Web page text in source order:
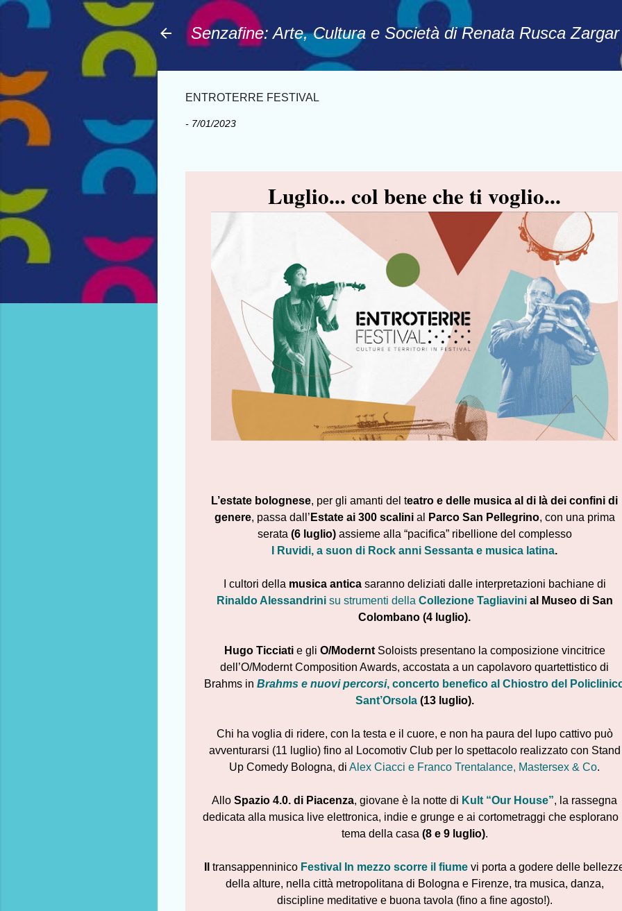
Senzafine: Arte, Cultura e Società di Renata Rusca Zargar
ENTROTERRE FESTIVAL
- 7/01/2023
Luglio... col bene che ti voglio...
L’estate bolognese, per gli amanti del teatro e delle musica al di là dei confini di
genere, passa dall’ Estate ai 300 scalinial Parco San Pellegrino, con una prima
serata (6 luglio)assieme alla “pacifica” ribellione del complesso
I Ruvidi, a suon di Rock anni Sessanta e musica latina.
I cultori della musica anticasaranno deliziati dalle interpretazioni bachiane di
Rinaldo Alessandrinisu strumenti della Collezione Tagliavini al Museo di San
Colombano (4 luglio).
Hugo Ticciatie gli O/ModerntSoloists presentano la composizione vincitrice
dell’O/Modernt Composition Awards, accostata a un capolavoro quartettistico di
Brahms in Brahms e nuovi percorsi, concerto benefico al Chiostro del
Sant’Orsola(13 luglio).
Chi ha voglia di ridere, con la testa e il cuore, e non ha paura del lupo cattivo può
avventurarsi (11 luglio) fino al Locomotiv Club per lo spettacolo realizzato con Stand
Up Comedy Bologna, di Alex Ciacci e Franco Trentalance, Mastersex & Co.
Allo Spazio 4.0. di Piacenza, giovane è la notte di Kult “Our House”, la rassegna
dedicata alla musica live elettronica, indie e grunge e ai cortometraggi che esplorano
tema della casa (8 e 9 luglio).
transappenninico Festival In mezzo scorre il fiume vi porta a godere delle
della alture, nella città metropolitana di Bologna e Firenze, tra musica, danza,
discipline meditative e buona tavola (fino a fine agosto!).